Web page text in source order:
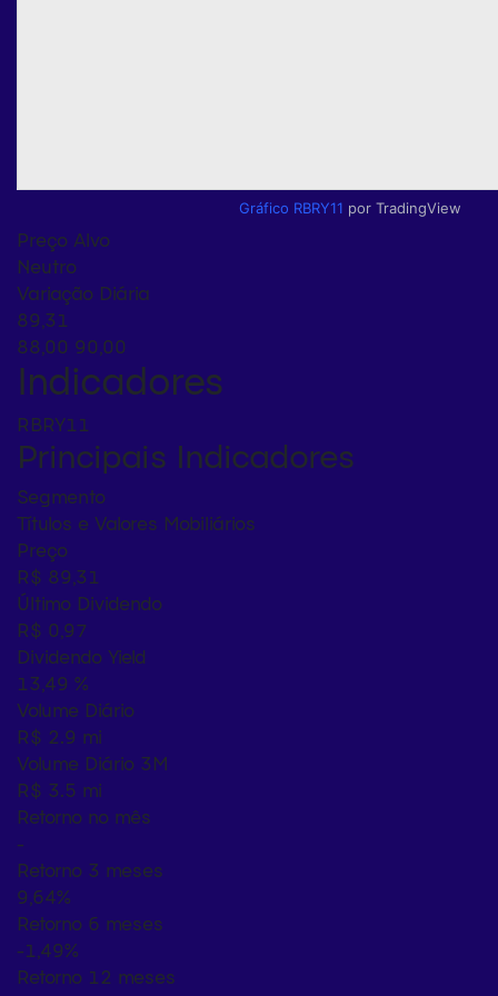
Gráfico RBRY11 por TradingView
Preço Alvo
Neutro
Variação Diária
89,31
88,00 90,00
Indicadores
RBRY11
Principais Indicadores
Segmento
Títulos e Valores Mobiliários
Preço
R$ 89,31
Último Dividendo
R$ 0,97
Dividendo Yield
13,49 %
Volume Diário
R$ 2.9 mi
Volume Diário 3M
R$ 3.5 mi
Retorno no mês
-
Retorno 3 meses
9,64%
Retorno 6 meses
-1,49%
Retorno 12 meses